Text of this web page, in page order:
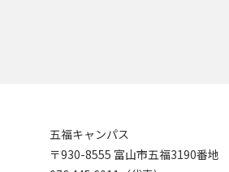
五福キャンパス
〒930-8555 富山市五福3190番地